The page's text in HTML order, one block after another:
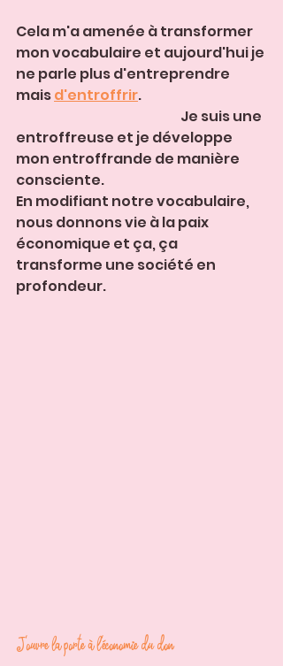
Cela m'a amenée à transformer
mon vocabulaire et aujourd'hui je
ne parle plus d'entreprendre
mais d'entroffrir.
                                                              Je suis une
entroffreuse et je développe
mon entroffrande de manière
consciente.
En modifiant notre vocabulaire,
nous donnons vie à la paix
économique et ça, ça
transforme une société en
profondeur.
J'ouvre la porte à l'économie du don